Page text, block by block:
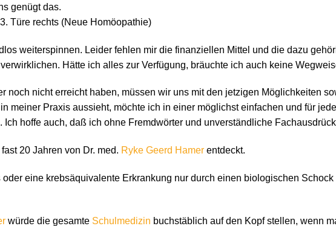
genügt das.
Türe rechts (Neue Homöopathie)
weiterspinnen. Leider fehlen mir die finanziellen Mittel und die dazu
Hätte ich alles zur Verfügung, bräuchte ich auch keine
noch nicht erreicht haben, müssen wir uns mit den jetzigen Möglichkeiten
meiner Praxis aussieht, möchte ich in einer möglichst einfachen und für
hoffe auch, daß ich ohne Fremdwörter und unverständliche
fast 20 Jahren von Dr. med. Ryke Geerd Hamer entdeckt.
eine krebsäquivalente Erkrankung nur durch einen biologischen Schock
würde die gesamte Schulmedizin buchstäblich auf den Kopf stellen, wenn